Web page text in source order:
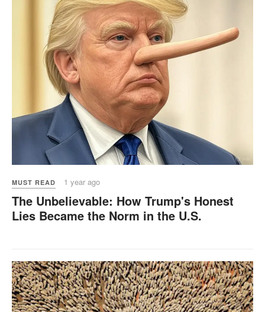
MUST READ 1 year ago
The Unbelievable: How Trump's Honest
Lies Became the Norm in the U.S.